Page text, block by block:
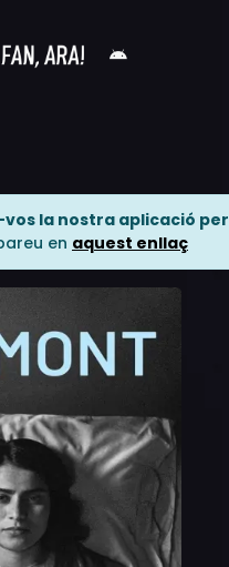
la nostra aplicació per
en aquest enllaç